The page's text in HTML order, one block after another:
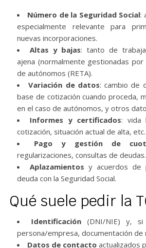
Número de la Seguridad Social:
especialmente relevante para
nuevas incorporaciones.
Altas y bajas: tanto de
ajena (normalmente gestionadas
de autónomos (RETA).
Variación de datos: cambio de
base de cotización cuando proceda,
en el caso de autónomos, y otros
Informes y certificados: vida
cotización, situación actual de alta, etc.
Pago y gestión de
regularizaciones, consultas de deudas.
Aplazamientos y acuerdos de
deuda con la Seguridad Social.
Qué suele pedir la
Identificación (DNI/NIE) y,
persona/empresa, documentación de
Datos de contacto actualizados